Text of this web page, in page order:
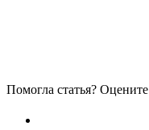
Помогла статья? Оцените